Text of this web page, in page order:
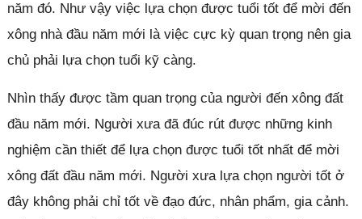
năm đó. Như vậy việc lựa chọn được tuổi tốt để mời đến
xông nhà đầu năm mới là việc cực kỳ quan trọng nên gia
chủ phải lựa chọn tuổi kỹ càng.
Nhìn thấy được tầm quan trọng của người đến xông đất
đầu năm mới. Người xưa đã đúc rút được những kinh
nghiệm cần thiết để lựa chọn được tuổi tốt nhất để mời
xông đất đầu năm mới. Người xưa lựa chọn người tốt ở
đây không phải chỉ tốt về đạo đức, nhân phẩm, gia cảnh.